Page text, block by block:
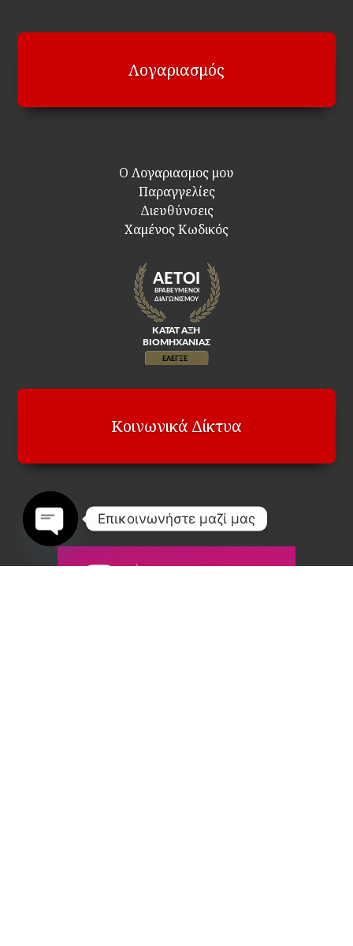
Λογαριασμός
Ο Λογαριασμος μου
Παραγγελίες
Διευθύνσεις
Χαμένος Κωδικός
Κοινωνικά Δίκτυα
Επικοινωνήστε μαζί μας
chaty